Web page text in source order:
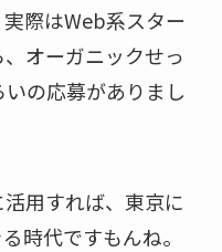
際はWeb系スター
オーガニックせっ
の応募がありまし
用すれば、東京に
時代ですもんね。